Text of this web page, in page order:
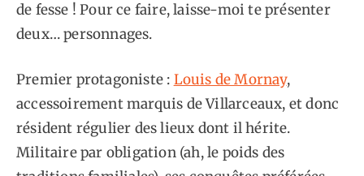
de fesse ! Pour ce faire, laisse-moi te présenter
deux… personnages.
Premier protagoniste : Louis de Mornay,
accessoirement marquis de Villarceaux, et donc
résident régulier des lieux dont il hérite.
Militaire par obligation (ah, le poids des